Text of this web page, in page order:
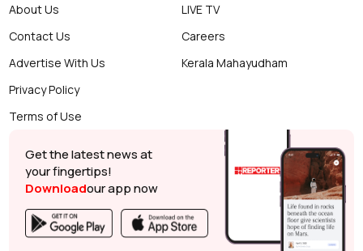
About Us
Contact Us
Advertise With Us
Privacy Policy
Terms of Use
LIVE TV
Careers
Kerala Mahayudham
Get the latest news at
your fingertips!
Downloadour app now